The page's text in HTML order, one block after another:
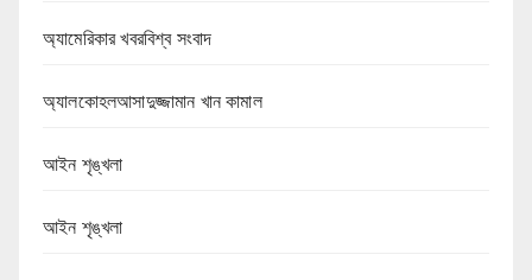
অ্যামেরিকার খবরবিশ্ব সংবাদ
অ্যালকোহলআসাদুজ্জামান খান কামাল
আইন শৃঙ্খলা
আইন শৃঙ্খলা